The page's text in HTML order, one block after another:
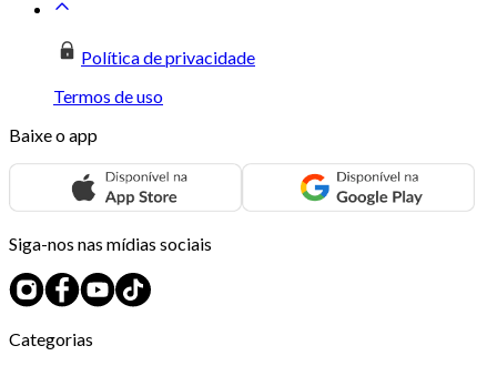
Política de privacidade
Termos de uso
Baixe o app
Siga-nos nas mídias sociais
Categorias